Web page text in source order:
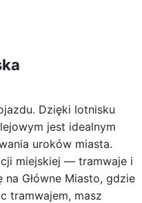
Dzięki lotnisku
jest idealnym
uroków miasta.
miejskiej — tramwaje i
Główne Miasto, gdzie
tramwajem, masz